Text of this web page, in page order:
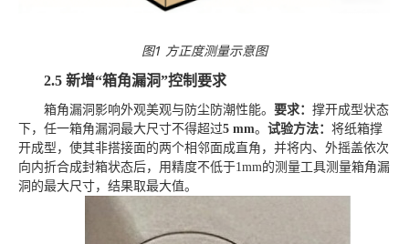
图1 方正度测量示意图
2.5 新增“箱角漏洞”控制要求
箱角漏洞影响外观美观与防尘防潮性能。 要求： 撑开成型状态
下，任一箱角漏洞最大尺寸不得超过5 mm。 试验方法： 将纸箱撑
开成型，使其非搭接面的两个相邻面成直角，并将内、外摇盖依次
向内折合成封箱状态后，用精度不低于1mm的测量工具测量箱角漏
洞的最大尺寸，结果取最大值。